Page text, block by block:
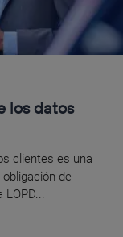
los datos
clientes es una
de